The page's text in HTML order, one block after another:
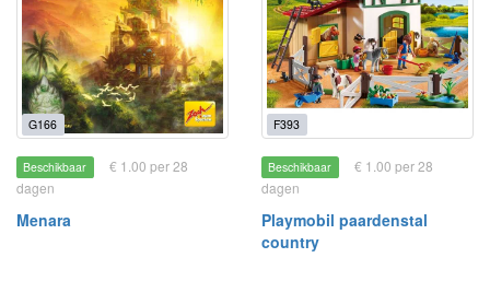
G166
Beschikbaar
€ 1.00 per 28
dagen
Menara
F393
Beschikbaar
€ 1.00 per 28
dagen
Playmobil paardenstal
country